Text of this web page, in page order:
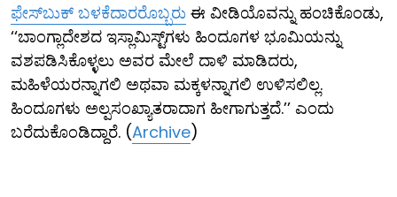
ಫೇಸ್​ಬುಕ್ ಬಳಕೆದಾರರೊಬ್ಬರು ಈ ವೀಡಿಯೊವನ್ನು ಹಂಚಿಕೊಂಡು,
‘‘ಬಾಂಗ್ಲಾದೇಶದ ಇಸ್ಲಾಮಿಸ್ಟ್‌ಗಳು ಹಿಂದೂಗಳ ಭೂಮಿಯನ್ನು
ವಶಪಡಿಸಿಕೊಳ್ಳಲು ಅವರ ಮೇಲೆ ದಾಳಿ ಮಾಡಿದರು,
ಮಹಿಳೆಯರನ್ನಾಗಲಿ ಅಥವಾ ಮಕ್ಕಳನ್ನಾಗಲಿ ಉಳಿಸಲಿಲ್ಲ.
ಹಿಂದೂಗಳು ಅಲ್ಪಸಂಖ್ಯಾತರಾದಾಗ ಹೀಗಾಗುತ್ತದೆ.’’ ಎಂದು
ಬರೆದುಕೊಂಡಿದ್ದಾರೆ. (Archive)